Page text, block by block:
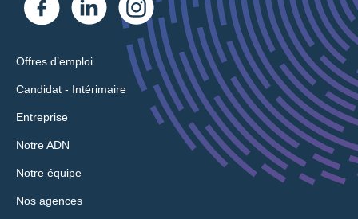
Offres d’emploi
Candidat - Intérimaire
Entreprise
Notre ADN
Notre équipe
Nos agences